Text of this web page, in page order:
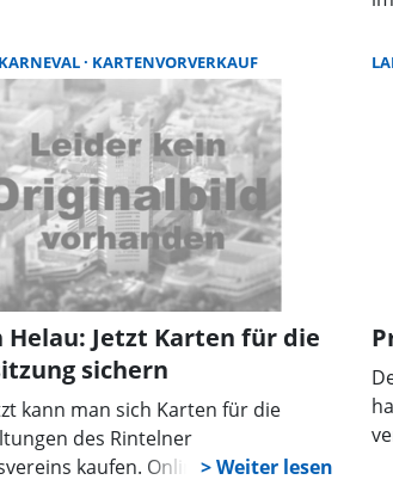
Nachricht, dass er der 10.000ste
Das Ereignis wollten die
nicht übergehen. Sie baten Hinze
kleinen Glückwunschtermin in die
KARNEVAL KARTENVORVERKAUF
Helau: Jetzt Karten für die
sichern
kann man sich Karten für die
des Rintelner
kaufen. Online sind die